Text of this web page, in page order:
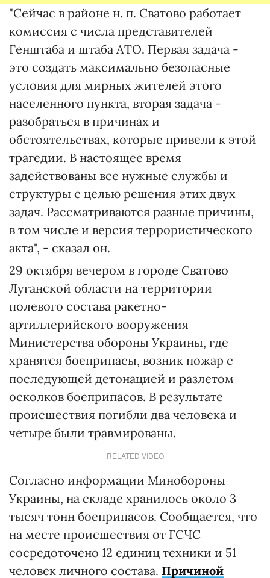
"Сейчас в районе н. п. Сватово работает
комиссия с числа представителей
Генштаба и штаба АТО. Первая задача -
это создать максимально безопасные
условия для мирных жителей этого
населенного пункта, вторая задача -
разобраться в причинах и
обстоятельствах, которые привели к этой
трагедии. В настоящее время
задействованы все нужные службы и
структуры с целью решения этих двух
задач. Рассматриваются разные причины,
в том числе и версия террористического
акта", - сказал он.
29 октября вечером в городе Сватово
Луганской области на территории
полевого состава ракетно-
артиллерийского вооружения
Министерства обороны Украины, где
хранятся боеприпасы, возник пожар с
последующей детонацией и разлетом
осколков боеприпасов. В результате
происшествия погибли два человека и
четыре были травмированы.
RELATED VIDEO
Согласно информации Минобороны
Украины, на складе хранилось около 3
тысяч тонн боеприпасов. Сообщается, что
на месте происшествия от ГСЧС
сосредоточено 12 единиц техники и 51
человек личного состава. Причиной